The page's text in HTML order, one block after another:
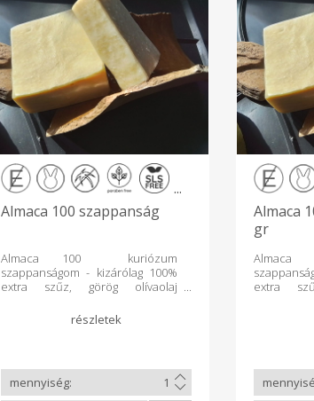
...
Almaca 100 szappanság
Almaca 100 kuriózum
szappanságom - kizárólag 100%
extra szűz, görög olívaolaj
aleppo-i, castille-i, marseille-i és
morocco-i szappanok
készítve, minimum 3 hónapos
érleléssel, illat és színanyag
Almaca
gr
extra
aleppo-i,
készítve,